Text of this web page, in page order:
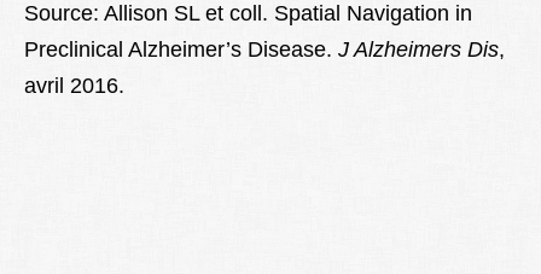
Source: Allison SL et coll. Spatial Navigation in
Preclinical Alzheimer’s Disease. J Alzheimers Dis,
avril 2016.